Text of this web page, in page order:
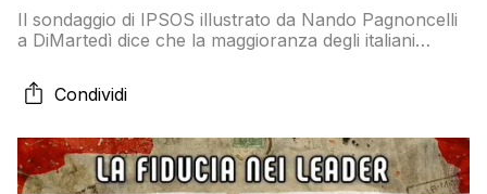
Il sondaggio di IPSOS illustrato da Nando Pagnoncelli
a DiMartedì dice che la maggioranza degli italiani
affrontare l’emergenza Coronavirus: il 70% le ritiene
valide o molto valide mentre c’è un 26% che non le
indichi nelle regioni Lombardia, Veneto […]
Condividi